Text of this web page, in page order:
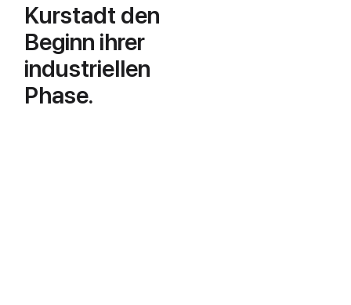
Kurstadt den
Beginn ihrer
industriellen
Phase.